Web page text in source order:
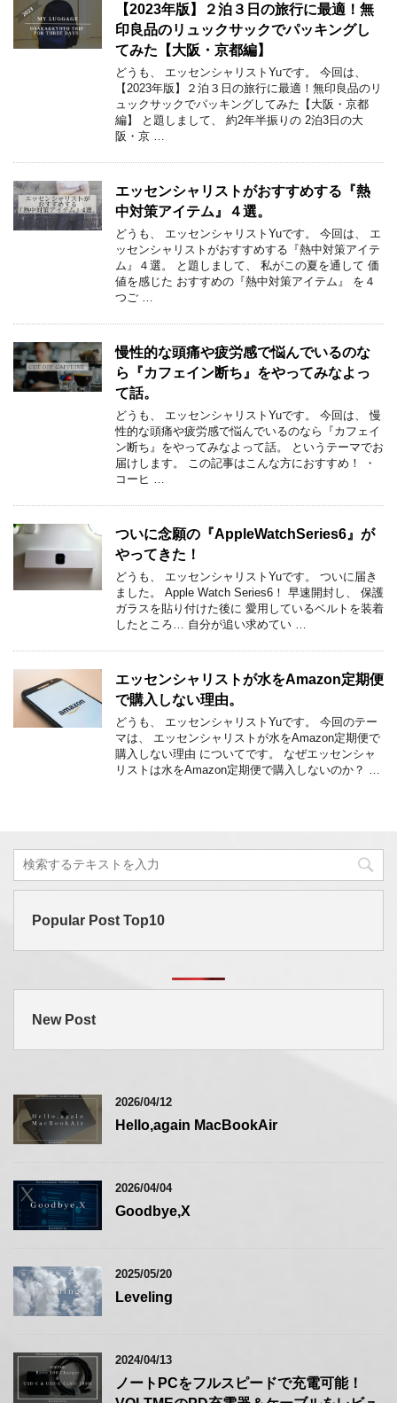
【2023年版】２泊３日の旅行に最適！無
印良品のリュックサックでパッキングし
てみた【大阪・京都編】
どうも、 エッセンシャリストYuです。 今回は、
【2023年版】２泊３日の旅行に最適！無印良品のリ
ュックサックでパッキングしてみた【大阪・京都
編】 と題しまして、 約2年半振りの 2泊3日の大
阪・京 …
エッセンシャリストがおすすめする『熱
中対策アイテム』４選。
どうも、 エッセンシャリストYuです。 今回は、 エ
ッセンシャリストがおすすめする『熱中対策アイテ
ム』４選。 と題しまして、 私がこの夏を通して 価
値を感じた おすすめの『熱中対策アイテム』 を４
つご …
慢性的な頭痛や疲労感で悩んでいるのな
ら『カフェイン断ち』をやってみなよっ
て話。
どうも、 エッセンシャリストYuです。 今回は、 慢
性的な頭痛や疲労感で悩んでいるのなら『カフェイ
ン断ち』をやってみなよって話。 というテーマでお
届けします。 この記事はこんな方におすすめ！ ・
コーヒ …
ついに念願の『AppleWatchSeries6』が
やってきた！
どうも、 エッセンシャリストYuです。 ついに届き
ました。 Apple Watch Series6！ 早速開封し、 保護
ガラスを貼り付けた後に 愛用しているベルトを装着
したところ… 自分が追い求めてい …
エッセンシャリストが水をAmazon定期便
で購入しない理由。
どうも、 エッセンシャリストYuです。 今回のテー
マは、 エッセンシャリストが水をAmazon定期便で
購入しない理由 についてです。 なぜエッセンシャ
リストは水をAmazon定期便で購入しないのか？ …
Popular Post Top10
New Post
2026/04/12
Hello,again MacBookAir
2026/04/04
Goodbye,X
2025/05/20
Leveling
2024/04/13
ノートPCをフルスピードで充電可能！